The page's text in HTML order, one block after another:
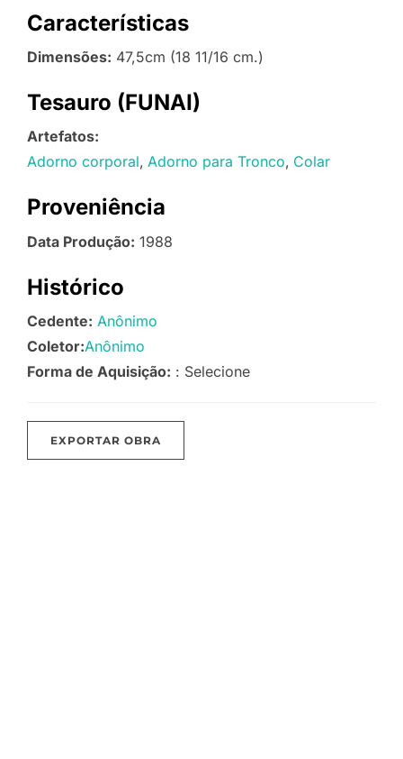
Características
Dimensões: 47,5cm (18 11/16 cm.)
Tesauro (FUNAI)
Artefatos:
Adorno corporal Adorno para Tronco Colar
Proveniência
Data Produção: 1988
Histórico
Cedente: Anônimo
Coletor:Anônimo
Forma de Aquisição: : Selecione
EXPORTAR OBRA